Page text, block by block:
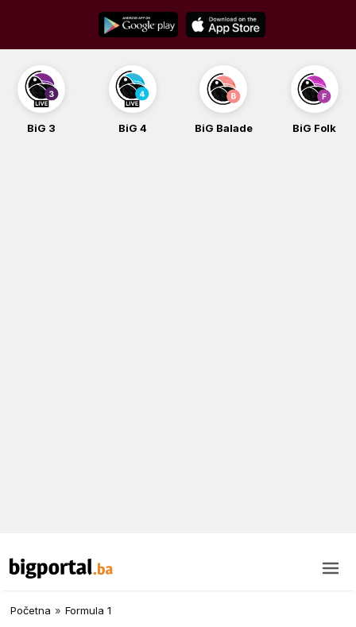
content
BiG 3 BiG 4 BiG Balade BiG Folk
Početna » Formula 1